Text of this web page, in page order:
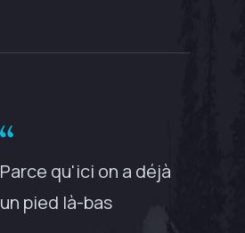
Parce qu'ici on a déjà
un pied là-bas